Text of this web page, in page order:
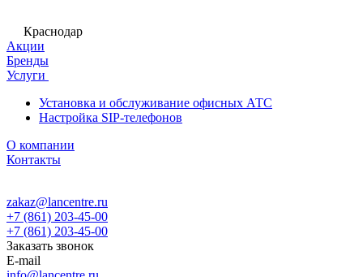
Краснодар
Акции
Бренды
Услуги
Установка и обслуживание офисных АТС
Настройка SIP-телефонов
О компании
Контакты
zakaz@lancentre.ru
+7 (861) 203-45-00
+7 (861) 203-45-00
Заказать звонок
E-mail